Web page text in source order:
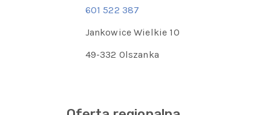
601 522 387
Jankowice Wielkie 10
49-332 Olszanka